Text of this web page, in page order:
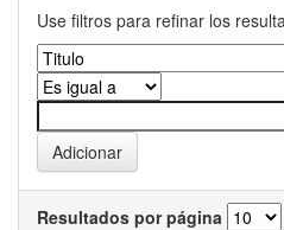
Use filtros para refinar los
Resultados por página